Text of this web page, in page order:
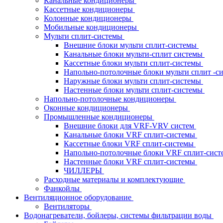
Кассетные кондиционеры
Колонные кондиционеры
Мобильные кондиционеры
Мульти сплит-системы
Внешние блоки мульти сплит-системы
Канальные блоки мульти-сплит системы
Кассетные блоки мульти сплит-системы
Напольно-потолочные блоки мульти сплит -
Наружные блоки мульти сплит-системы
Настенные блоки мульти сплит-системы
Напольно-потолочные кондиционеры
Оконные кондиционеры
Промышленные кондиционеры
Внешние блоки для VRF-VRV систем
Канальные блоки VRF сплит-системы
Кассетные блоки VRF сплит-системы
Напольно-потолочные блоки VRF сплит-
Настенные блоки VRF сплит-системы
ЧИЛЛЕРЫ
Расходные материалы и комплектующие
Фанкойлы
Вентиляционное оборудование
Вентиляторы
Водонагреватели, бойлеры, системы фильтрации воды